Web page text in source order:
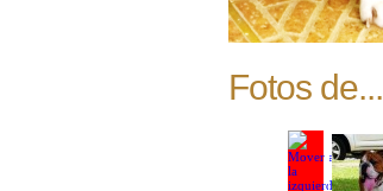
Fotos de...